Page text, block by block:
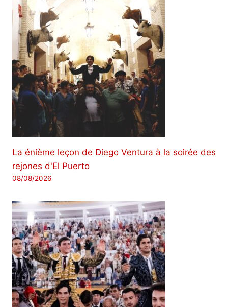
La énième leçon de Diego Ventura à la soirée des
rejones d'El Puerto
08/08/2026